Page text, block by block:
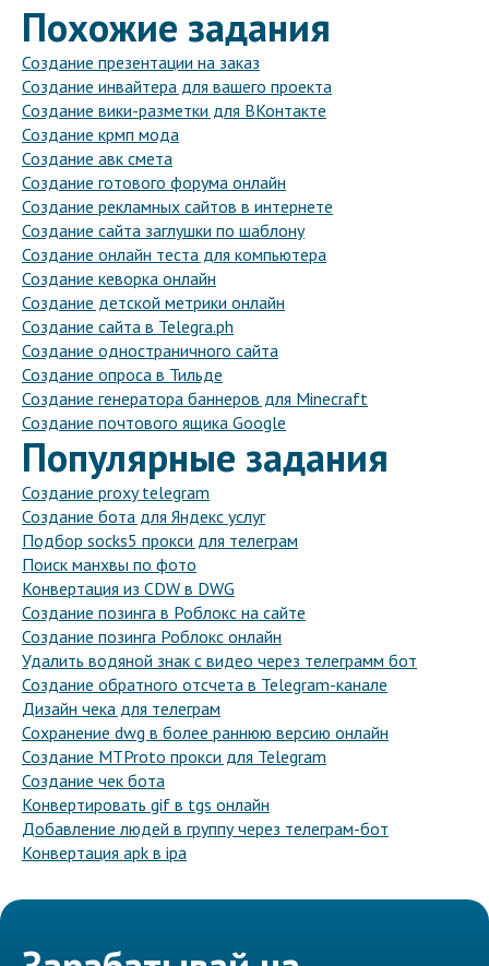
Похожие задания
Создание презентации на заказ
Создание инвайтера для вашего проекта
Создание вики-разметки для ВКонтакте
Создание крмп мода
Создание авк смета
Создание готового форума онлайн
Создание рекламных сайтов в интернете
Создание сайта заглушки по шаблону
Создание онлайн теста для компьютера
Создание кеворка онлайн
Создание детской метрики онлайн
Создание сайта в Telegra.ph
Создание одностраничного сайта
Создание опроса в Тильде
Создание генератора баннеров для Minecraft
Создание почтового ящика Google
Популярные задания
Создание proxy telegram
Создание бота для Яндекс услуг
Подбор socks5 прокси для телеграм
Поиск манхвы по фото
Конвертация из CDW в DWG
Создание позинга в Роблокс на сайте
Создание позинга Роблокс онлайн
Удалить водяной знак с видео через телеграмм бот
Создание обратного отсчета в Telegram-канале
Дизайн чека для телеграм
Сохранение dwg в более раннюю версию онлайн
Создание MTProto прокси для Telegram
Создание чек бота
Конвертировать gif в tgs онлайн
Добавление людей в группу через телеграм-бот
Конвертация apk в ipa